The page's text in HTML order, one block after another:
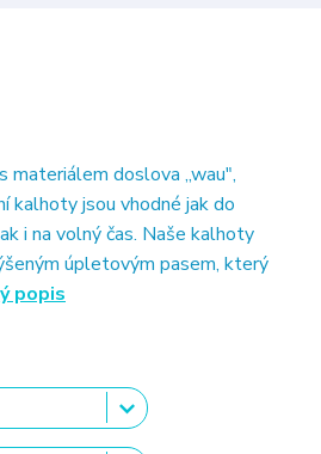
doslova ,,wau",
kalhoty jsou vhodné jak do
i na volný čas. Naše kalhoty
úpletovým pasem, který
popis